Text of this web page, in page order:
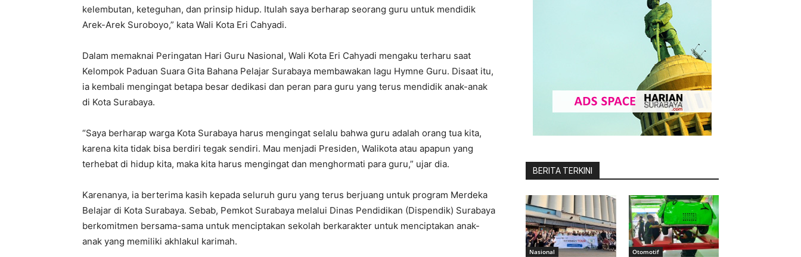
kelembutan, keteguhan, dan prinsip hidup. Itulah saya berharap seorang guru untuk mendidik
Arek-Arek Suroboyo,” kata Wali Kota Eri Cahyadi.
Dalam memaknai Peringatan Hari Guru Nasional, Wali Kota Eri Cahyadi mengaku terharu saat
Kelompok Paduan Suara Gita Bahana Pelajar Surabaya membawakan lagu Hymne Guru. Disaat itu,
ia kembali mengingat betapa besar dedikasi dan peran para guru yang terus mendidik anak-anak
di Kota Surabaya.
“Saya berharap warga Kota Surabaya harus mengingat selalu bahwa guru adalah orang tua kita,
karena kita tidak bisa berdiri tegak sendiri. Mau menjadi Presiden, Walikota atau apapun yang
terhebat di hidup kita, maka kita harus mengingat dan menghormati para guru,” ujar dia.
Karenanya, ia berterima kasih kepada seluruh guru yang terus berjuang untuk program Merdeka
Belajar di Kota Surabaya. Sebab, Pemkot Surabaya melalui Dinas Pendidikan (Dispendik) Surabaya
berkomitmen bersama-sama untuk menciptakan sekolah berkarakter untuk menciptakan anak-
anak yang memiliki akhlakul karimah.
BERITA TERKINI
Nasional Otomotif